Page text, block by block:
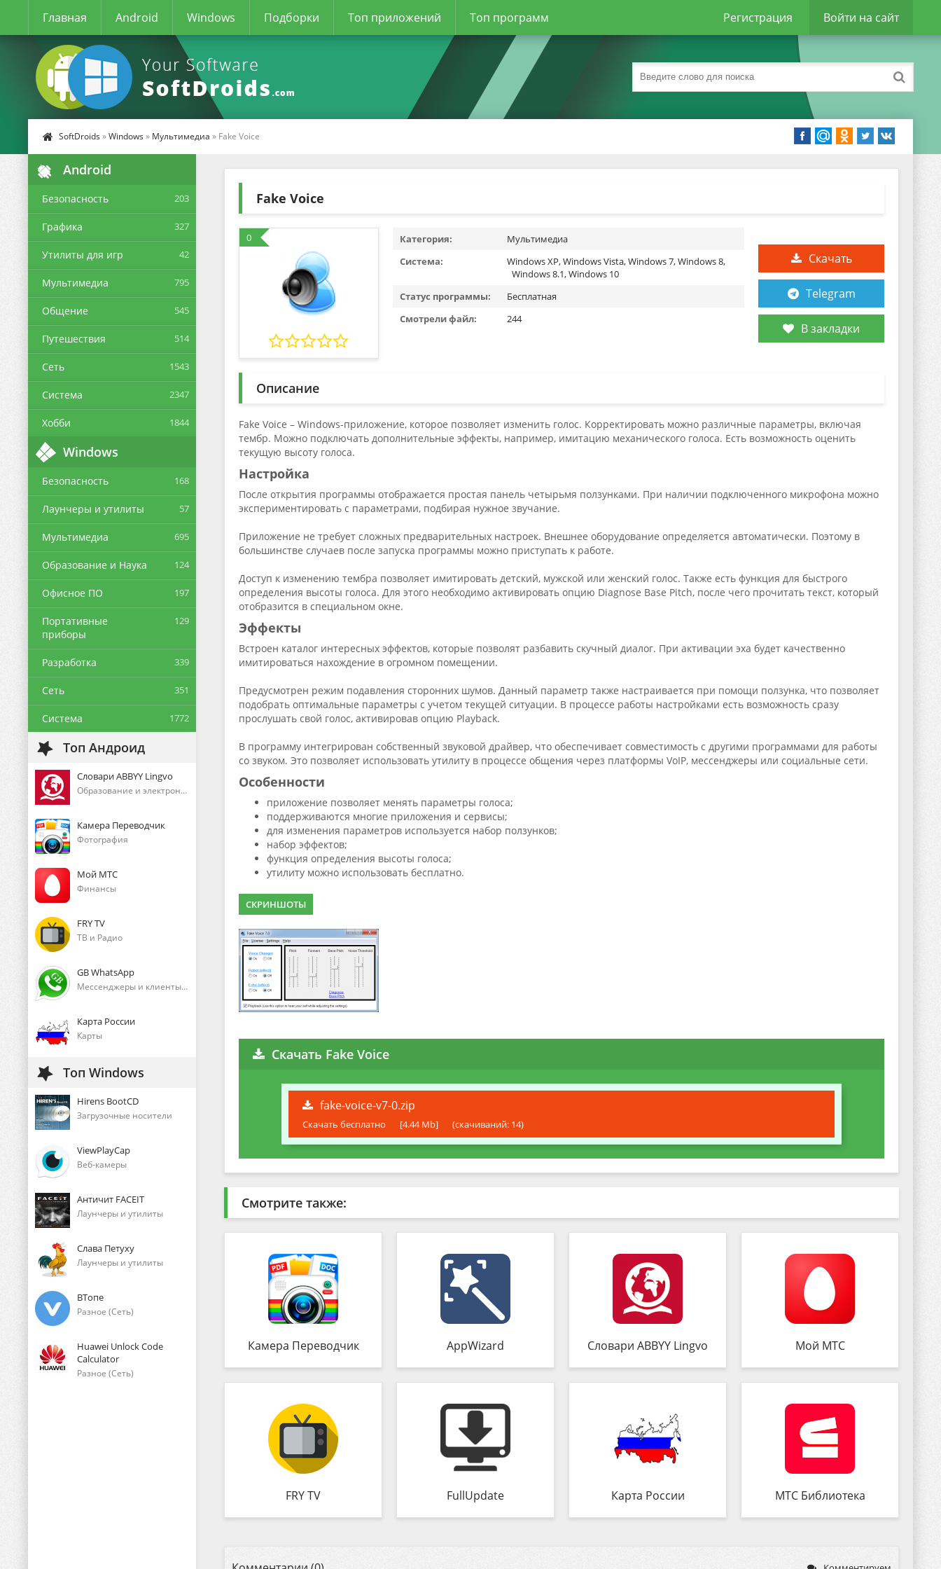
Главная Android Windows Подборки Топ приложений Топ программ Регистрация Войти на сайт
SoftDroids »Windows » Мультимедиа » Fake Voice
Android
Безопасность 203
Графика 327
Утилиты для игр 42
Мультимедиа 795
Общение 545
Путешествия 514
Сеть 1543
Система 2347
Хобби 1844
Windows
Безопасность 168
Лаунчеры и утилиты 57
Мультимедиа 695
Образование и Наука 124
Офисное ПО 197
Портативные
приборы
129
Разработка 339
Сеть 351
Система 1772
Топ Андроид
Словари ABBYY Lingvo
Образование и электронные книги
Камера Переводчик
Фотография
Мой МТС
Финансы
FRY TV
ТВ и Радио
GB WhatsApp
Мессенджеры и клиенты голосового общения
Карта России
Карты
Топ Windows
Hirens BootCD
Загрузочные носители
ViewPlayCap
Веб-камеры
Античит FACEIT
Лаунчеры и утилиты
Слава Петуху
Лаунчеры и утилиты
ВТопе
Разное (Сеть)
Huawei Unlock Code
Calculator
Разное (Сеть)
Fake Voice
0
Скачать
Telegram
В закладки
Категория:
Мультимедиа
Система:
Windows XP, Windows Vista, Windows 7, Windows 8,
Windows 8.1, Windows 10
Статус программы:
Бесплатная
Смотрели файл:
244
Описание
Fake Voice – Windows-приложение, которое позволяет изменить голос. Корректировать можно различные параметры, включая
тембр. Можно подключать дополнительные эффекты, например, имитацию механического голоса. Есть возможность оценить
текущую высоту голоса.
Настройка
После открытия программы отображается простая панель четырьмя ползунками. При наличии подключенного микрофона можно
экспериментировать с параметрами, подбирая нужное звучание.
Приложение не требует сложных предварительных настроек. Внешнее оборудование определяется автоматически. Поэтому в
большинстве случаев после запуска программы можно приступать к работе.
Доступ к изменению тембра позволяет имитировать детский, мужской или женский голос. Также есть функция для быстрого
определения высоты голоса. Для этого необходимо активировать опцию Diagnose Base Pitch, после чего прочитать текст, который
отобразится в специальном окне.
Эффекты
Встроен каталог интересных эффектов, которые позволят разбавить скучный диалог. При активации эха будет качественно
имитироваться нахождение в огромном помещении.
Предусмотрен режим подавления сторонних шумов. Данный параметр также настраивается при помощи ползунка, что позволяет
подобрать оптимальные параметры с учетом текущей ситуации. В процессе работы настройками есть возможность сразу
прослушать свой голос, активировав опцию Playback.
В программу интегрирован собственный звуковой драйвер, что обеспечивает совместимость с другими программами для работы
со звуком. Это позволяет использовать утилиту в процессе общения через платформы VoIP, мессенджеры или социальные сети.
Особенности
приложение позволяет менять параметры голоса;
поддерживаются многие приложения и сервисы;
для изменения параметров используется набор ползунков;
набор эффектов;
функция определения высоты голоса;
утилиту можно использовать бесплатно.
СКРИНШОТЫ
Скачать Fake Voice
fake-voice-v7-0.zip
Скачать бесплатно [4.44 Mb] (cкачиваний: 14)
Смотрите также:
Камера Переводчик AppWizard Словари ABBYY Lingvo Мой МТС
FRY TV FullUpdate Карта России МТС Библиотека